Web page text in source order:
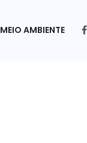
MEIO AMBIENTE